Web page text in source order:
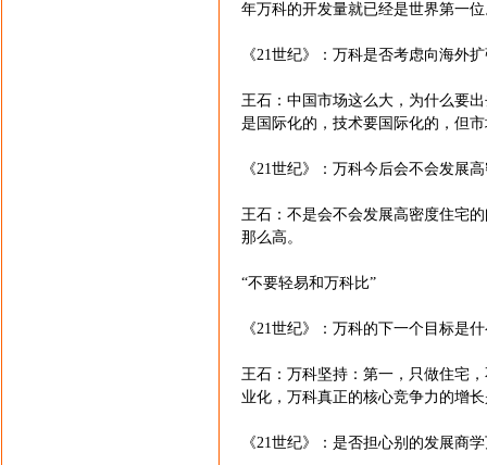
年万科的开发量就已经是世界第一
《21世纪》：万科是否考虑向海外
王石：中国市场这么大，为什么要
是国际化的，技术要国际化的，但
《21世纪》：万科今后会不会发展
王石：不是会不会发展高密度住宅
那么高。
“不要轻易和万科比”
《21世纪》：万科的下一个目标是
王石：万科坚持：第一，只做住宅
业化，万科真正的核心竞争力的增
《21世纪》：是否担心别的发展商